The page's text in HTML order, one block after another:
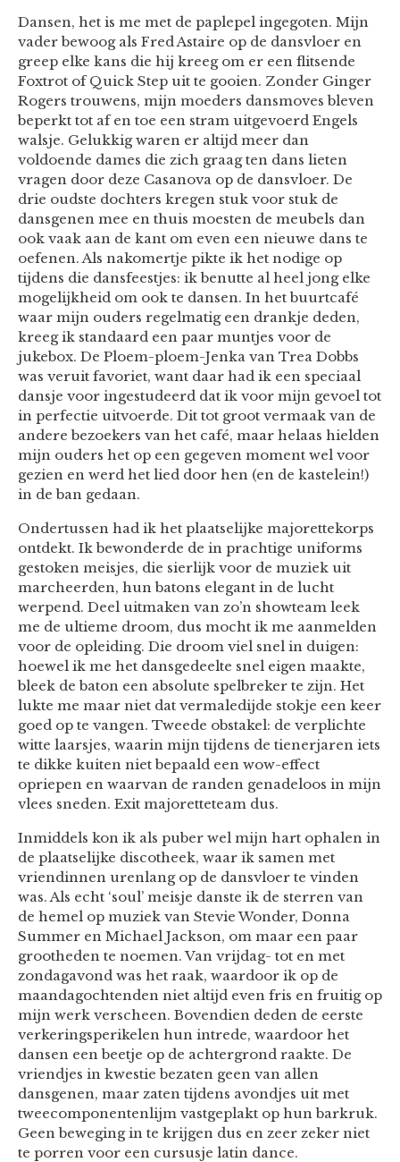
Dansen, het is me met de paplepel ingegoten. Mijn
vader bewoog als Fred Astaire op de dansvloer en
greep elke kans die hij kreeg om er een flitsende
Foxtrot of Quick Step uit te gooien. Zonder Ginger
Rogers trouwens, mijn moeders dansmoves bleven
beperkt tot af en toe een stram uitgevoerd Engels
walsje. Gelukkig waren er altijd meer dan
voldoende dames die zich graag ten dans lieten
vragen door deze Casanova op de dansvloer. De
drie oudste dochters kregen stuk voor stuk de
dansgenen mee en thuis moesten de meubels dan
ook vaak aan de kant om even een nieuwe dans te
oefenen. Als nakomertje pikte ik het nodige op
tijdens die dansfeestjes: ik benutte al heel jong elke
mogelijkheid om ook te dansen. In het buurtcafé
waar mijn ouders regelmatig een drankje deden,
kreeg ik standaard een paar muntjes voor de
jukebox. De Ploem-ploem-Jenka van Trea Dobbs
was veruit favoriet, want daar had ik een speciaal
dansje voor ingestudeerd dat ik voor mijn gevoel tot
in perfectie uitvoerde. Dit tot groot vermaak van de
andere bezoekers van het café, maar helaas hielden
mijn ouders het op een gegeven moment wel voor
gezien en werd het lied door hen (en de kastelein!)
in de ban gedaan.
Ondertussen had ik het plaatselijke majorettekorps
ontdekt. Ik bewonderde de in prachtige uniforms
gestoken meisjes, die sierlijk voor de muziek uit
marcheerden, hun batons elegant in de lucht
werpend. Deel uitmaken van zo’n showteam leek
me de ultieme droom, dus mocht ik me aanmelden
voor de opleiding. Die droom viel snel in duigen:
hoewel ik me het dansgedeelte snel eigen maakte,
bleek de baton een absolute spelbreker te zijn. Het
lukte me maar niet dat vermaledijde stokje een keer
goed op te vangen. Tweede obstakel: de verplichte
witte laarsjes, waarin mijn tijdens de tienerjaren iets
te dikke kuiten niet bepaald een wow-effect
opriepen en waarvan de randen genadeloos in mijn
vlees sneden. Exit majoretteteam dus.
Inmiddels kon ik als puber wel mijn hart ophalen in
de plaatselijke discotheek, waar ik samen met
vriendinnen urenlang op de dansvloer te vinden
was. Als echt ‘soul’ meisje danste ik de sterren van
de hemel op muziek van Stevie Wonder, Donna
Summer en Michael Jackson, om maar een paar
grootheden te noemen. Van vrijdag- tot en met
zondagavond was het raak, waardoor ik op de
maandagochtenden niet altijd even fris en fruitig op
mijn werk verscheen. Bovendien deden de eerste
verkeringsperikelen hun intrede, waardoor het
dansen een beetje op de achtergrond raakte. De
vriendjes in kwestie bezaten geen van allen
dansgenen, maar zaten tijdens avondjes uit met
tweecomponentenlijm vastgeplakt op hun barkruk.
Geen beweging in te krijgen dus en zeer zeker niet
te porren voor een cursusje latin dance.